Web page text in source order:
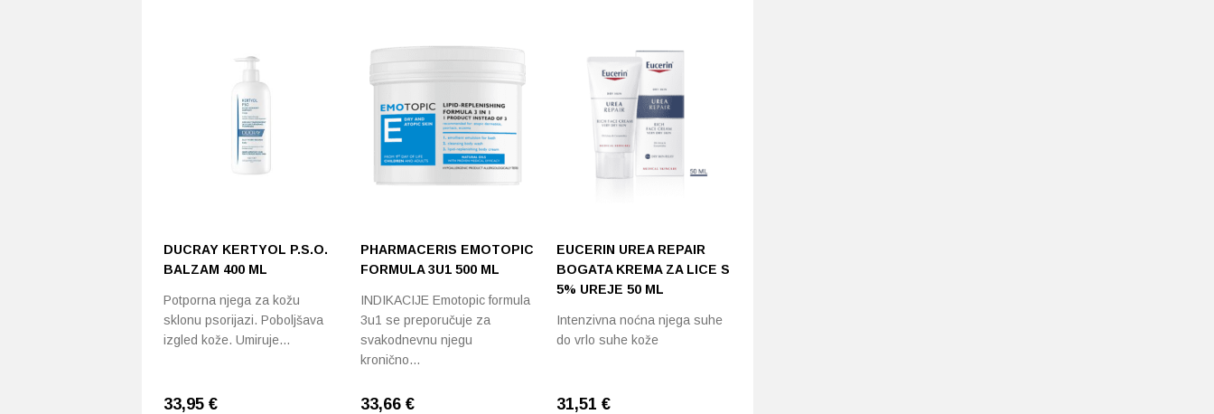
DUCRAY KERTYOL P.S.O.
BALZAM 400 ML
Potporna njega za kožu
sklonu psorijazi. Poboljšava
izgled kože. Umiruje…
33,95 €
PHARMACERIS EMOTOPIC
FORMULA 3U1 500 ML
INDIKACIJE Emotopic formula
3u1 se preporučuje za
svakodnevnu njegu
kronično…
33,66 €
EUCERIN UREA REPAIR
BOGATA KREMA ZA LICE S
5% UREJE 50 ML
Intenzivna noćna njega suhe
do vrlo suhe kože
31,51€